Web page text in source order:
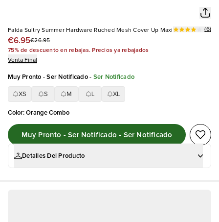
Falda Sultry Summer Hardware Ruched Mesh Cover Up Maxi
€6.95€26.95
(6)
75% de descuento en rebajas. Precios ya rebajados
Venta Final
Muy Pronto - Ser Notificado- Ser Notificado
XS S M XL
Color:Orange Combo
Muy Pronto - Ser Notificado - Ser Notificado
Detalles Del Producto